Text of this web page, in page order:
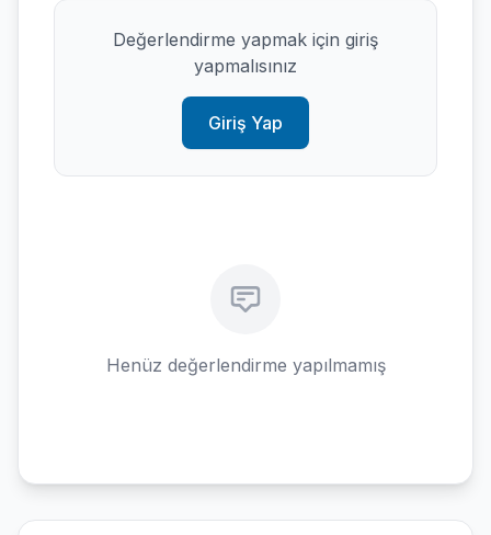
Değerlendirme yapmak için giriş
yapmalısınız
Giriş Yap
Henüz değerlendirme yapılmamış